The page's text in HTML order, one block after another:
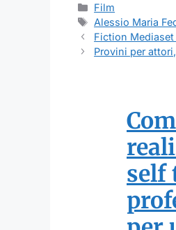
Categorie
Film
Tag
Alessio Maria
Fiction
Provini per
self